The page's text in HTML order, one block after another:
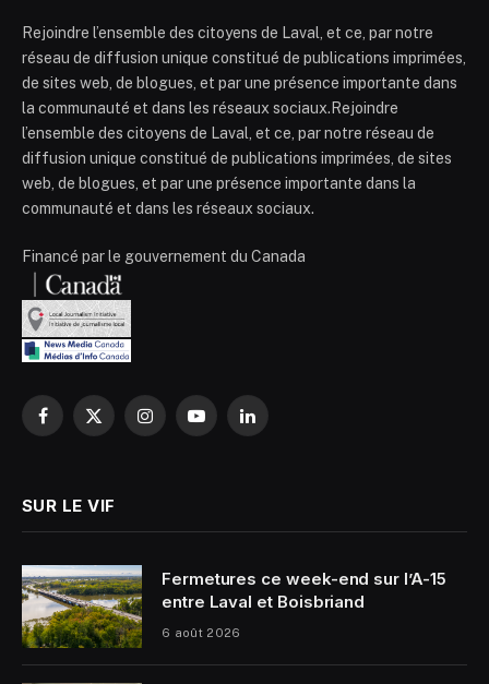
Rejoindre l’ensemble des citoyens de Laval, et ce, par notre
réseau de diffusion unique constitué de publications imprimées,
de sites web, de blogues, et par une présence importante dans
la communauté et dans les réseaux sociaux.Rejoindre
l’ensemble des citoyens de Laval, et ce, par notre réseau de
diffusion unique constitué de publications imprimées, de sites
web, de blogues, et par une présence importante dans la
communauté et dans les réseaux sociaux.
Financé par le gouvernement du Canada
Facebook
X
InstagramYouTubeLinkedIn
SUR LE VIF
Fermetures ce week-end sur l’A-15
entre Laval et Boisbriand
6 août 2026